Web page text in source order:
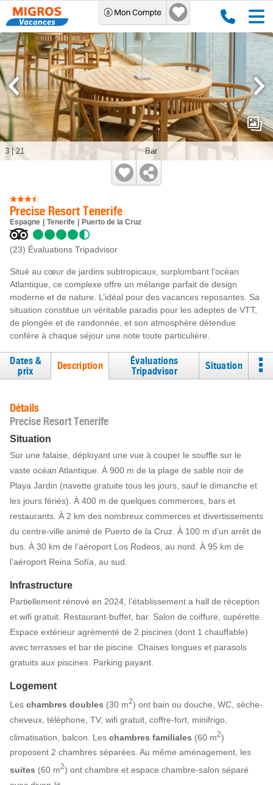
Precise Resort Tenerife
Espagne Tenerife Puerto de la Cruz
(23) Évaluations Tripadvisor
Situé au cœur de jardins subtropicaux, surplombant l'océan
Atlantique, ce complexe offre un mélange parfait de design
moderne et de nature. L’idéal pour des vacances reposantes. Sa
situation constitue un véritable paradis pour les adeptes de VTT,
de plongée et de randonnée, et son atmosphère détendue
confère à chaque séjour une note toute particulière.
Bar
3 |21
Dates &
prix
Description
Évaluations
Tripadvisor
Situation
Détails
Precise Resort Tenerife
Situation
Sur une falaise, déployant une vue à couper le souffle sur le
vaste océan Atlantique. À 900 m de la plage de sable noir de
Playa Jardin (navette gratuite tous les jours, sauf le dimanche et
les jours fériés). À 400 m de quelques commerces, bars et
restaurants. À 2 km des nombreux commerces et divertissements
du centre-ville animé de Puerto de la Cruz. À 100 m d’un arrêt de
bus. À 30 km de l’aéroport Los Rodeos, au nord. À 95 km de
l’aéroport Reina Sofía, au sud.
Infrastructure
Partiellement rénové en 2024, l’établissement a hall de réception
et wifi gratuit. Restaurant-buffet, bar. Salon de coiffure, supérette.
Espace extérieur agrémenté de 2 piscines (dont 1 chauffable)
avec terrasses et bar de piscine. Chaises longues et parasols
gratuits aux piscines. Parking payant.
Logement
Les chambres doubles (30 m2) ont bain ou douche, WC, sèche-
cheveux, téléphone, TV, wifi gratuit, coffre-fort, minifrigo,
climatisation, balcon. Les chambres familiales (60 m2)
proposent 2 chambres séparées. Au même aménagement, les
suites (60 m2) ont chambre et espace chambre-salon séparé